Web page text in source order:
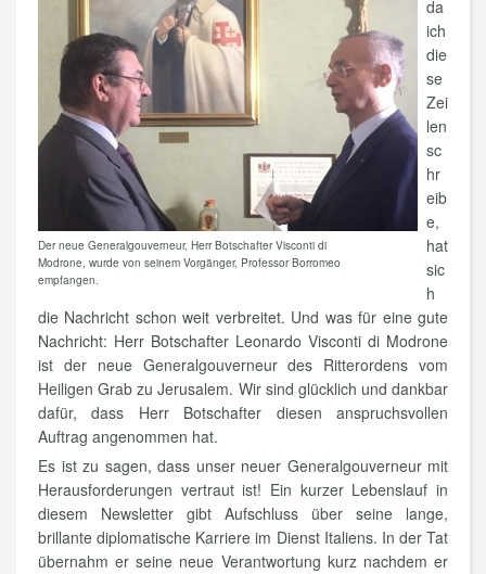
Der neue Generalgouverneur, Herr Botschafter Visconti di
Modrone, wurde von seinem Vorgänger, Professor Borromeo
empfangen.
da
ich
die
se
Zei
len
sc
hr
eib
e,
hat
sic
h
die Nachricht schon weit verbreitet. Und was für eine gute
Nachricht: Herr Botschafter Leonardo Visconti di Modrone
ist der neue Generalgouverneur des Ritterordens vom
Heiligen Grab zu Jerusalem. Wir sind glücklich und dankbar
dafür, dass Herr Botschafter diesen anspruchsvollen
Auftrag angenommen hat.
Es ist zu sagen, dass unser neuer Generalgouverneur mit
Herausforderungen vertraut ist! Ein kurzer Lebenslauf in
diesem Newsletter gibt Aufschluss über seine lange,
brillante diplomatische Karriere im Dienst Italiens. In der Tat
übernahm er seine neue Verantwortung kurz nachdem er